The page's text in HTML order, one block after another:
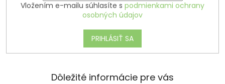
Vložením e-mailu súhlasíte s podmienkami ochrany
osobných údajov
PRIHLÁSIŤ SA
Dôležité informácie pre vás